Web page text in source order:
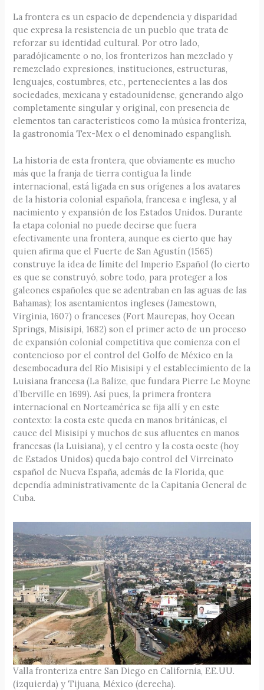
La frontera es un espacio de dependencia y disparidad
que expresa la resistencia de un pueblo que trata de
reforzar su identidad cultural. Por otro lado,
paradójicamente o no, los fronterizos han mezclado y
remezclado expresiones, instituciones, estructuras,
lenguajes, costumbres, etc., pertenecientes a las dos
sociedades, mexicana y estadounidense, generando algo
completamente singular y original, con presencia de
elementos tan característicos como la música fronteriza,
la gastronomía Tex-Mex o el denominado espanglish.
La historia de esta frontera, que obviamente es mucho
más que la franja de tierra contigua la linde
internacional, está ligada en sus orígenes a los avatares
de la historia colonial española, francesa e inglesa, y al
nacimiento y expansión de los Estados Unidos. Durante
la etapa colonial no puede decirse que fuera
efectivamente una frontera, aunque es cierto que hay
quien afirma que el Fuerte de San Agustín (1565)
construye la idea de límite del Imperio Español (lo cierto
es que se construyó, sobre todo, para proteger a los
galeones españoles que se adentraban en las aguas de las
Bahamas); los asentamientos ingleses (Jamestown,
Virginia, 1607) o franceses (Fort Maurepas, hoy Ocean
Springs, Misisipi, 1682) son el primer acto de un proceso
de expansión colonial competitiva que comienza con el
contencioso por el control del Golfo de México en la
desembocadura del Río Misisipi y el establecimiento de la
Luisiana francesa (La Balize, que fundara Pierre Le Moyne
d’Iberville en 1699). Así pues, la primera frontera
internacional en Norteamérica se fija allí y en este
contexto: la costa este queda en manos británicas, el
cauce del Misisipi y muchos de sus afluentes en manos
francesas (la Luisiana), y el centro y la costa oeste (hoy
de Estados Unidos) queda bajo control del Virreinato
español de Nueva España, además de la Florida, que
dependía administrativamente de la Capitanía General de
Cuba.
Valla fronteriza entre San Diego en California, EE.UU.
(izquierda) y Tijuana, México (derecha).